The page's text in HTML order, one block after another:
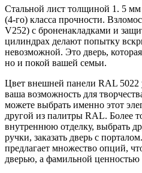
Стальной лист толщиной 1. 5
(4-го) класса прочности.
V252) с броненакладками и
цилиндрах делают попытку
невозможной. Это дверь,
но и покой вашей семьи.
Цвет внешней панели RAL 5022
ваша возможность для
можете выбрать именно этот
другой из палитры RAL. Более
внутреннюю отделку, выбрать
ручки, заказать дверь с
предлагает множество опций,
дверью, а фамильной ценностью